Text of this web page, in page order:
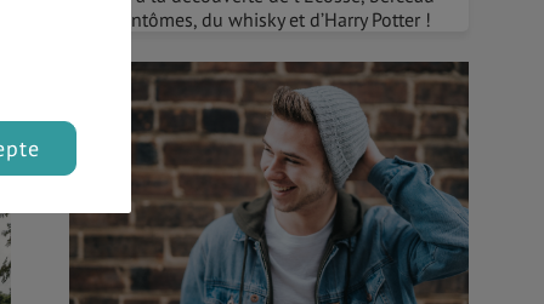
des fantômes, du whisky et d’Harry Potter !